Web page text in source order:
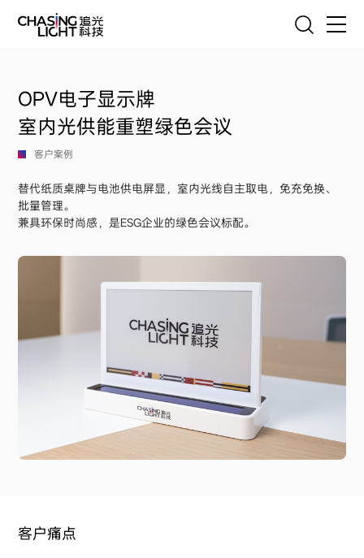
技术
服务
EN
OPV电子显示牌
室内光供能重塑绿色会议
客户案例
替代纸质桌牌与电池供电屏显，室内光线自主取电，免充免换、
批量管理。
兼具环保时尚感，是ESG企业的绿色会议标配。
客户痛点